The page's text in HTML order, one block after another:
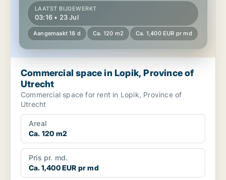
LAATST BIJGEWERKT
03:16 • 23 Jul
Aangemaakt 18 d Ca. 120 m2 Ca. 1,400 EUR pr md
Commercial space in Lopik, Province of
Utrecht
Commercial space for rent in Lopik, Province of
Utrecht
Areal
Ca. 120 m2
Pris pr. md.
Ca. 1,400 EUR pr md